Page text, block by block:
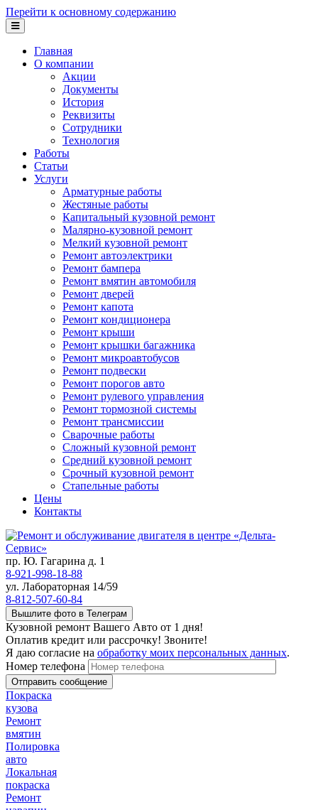
Перейти к основному содержанию
Главная
О компании
Акции
Документы
История
Реквизиты
Сотрудники
Технология
Работы
Статьи
Услуги
Арматурные работы
Жестяные работы
Капитальный кузовной ремонт
Малярно-кузовной ремонт
Мелкий кузовной ремонт
Ремонт автоэлектрики
Ремонт бампера
Ремонт вмятин автомобиля
Ремонт дверей
Ремонт капота
Ремонт кондиционера
Ремонт крыши
Ремонт крышки багажника
Ремонт микроавтобусов
Ремонт подвески
Ремонт порогов авто
Ремонт рулевого управления
Ремонт тормозной системы
Ремонт трансмиссии
Сварочные работы
Сложный кузовной ремонт
Средний кузовной ремонт
Срочный кузовной ремонт
Стапельные работы
Цены
Контакты
пр. Ю. Гагарина д. 1
8-921-998-18-88
ул. Лабораторная 14/59
8-812-507-60-84
Вышлите фото в Телеграм
Кузовной ремонт Вашего Авто от 1 дня!
Оплатив кредит или рассрочку! Звоните!
Я даю согласие на обработку моих персональных данных.
Номер телефона
Покраска
кузова
Ремонт
вмятин
Полировка
авто
Локальная
покраска
Ремонт